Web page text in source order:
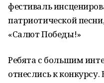
фестиваль
патриотической
«Салют Победы!»
Ребята с большим
отнеслись к